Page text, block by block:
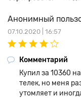
Анонимный
07.10.2020 | 16:57
Комментарий
Купил за 10360
телек, но меня
утомляет и